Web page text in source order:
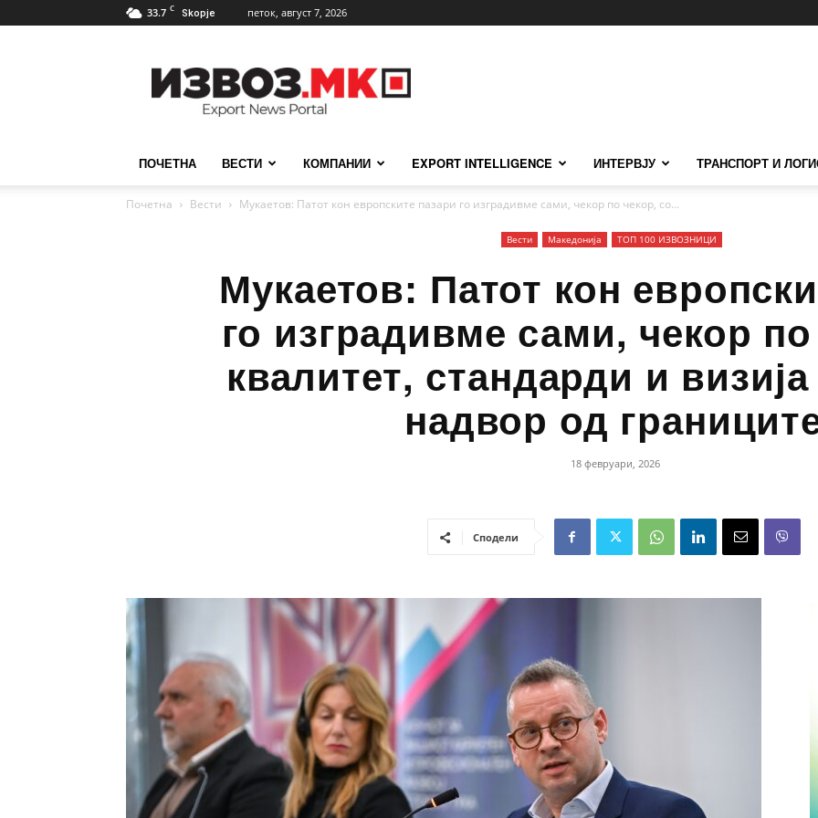
33.7 C Skopje петок, август 7, 2026
ПОЧЕТНА ВЕСТИ КОМПАНИИ EXPORT INTELLIGENCE ИНТЕРВЈУ ТРАНСПОРТ И
Почетна Вести Мукаетов: Патот кон европските пазари го изградивме сами, чекор по чекор, со...
Вести Македонија ТОП 100 ИЗВОЗНИЦИ
Мукаетов: Патот кон
го изградивме сами, чекор
квалитет, стандарди и
надвор од
18 февруари, 2026
Сподели